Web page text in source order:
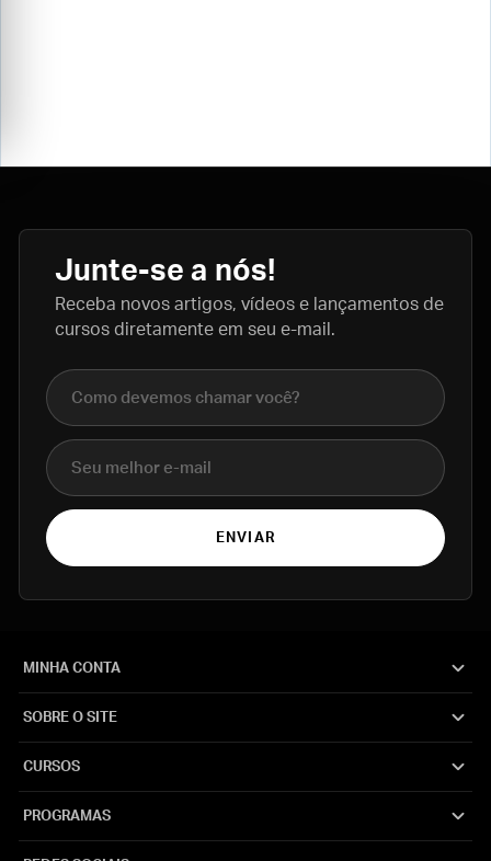
Junte-se a nós!
Receba novos artigos, vídeos e lançamentos de
cursos diretamente em seu e-mail.
Nome completo
E-mail
ENVIAR
MINHA CONTA
SOBRE O SITE
CURSOS
PROGRAMAS